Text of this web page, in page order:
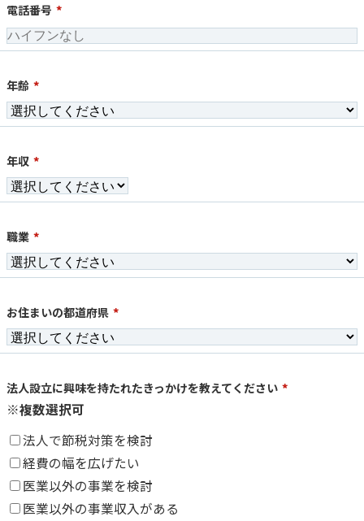
電話番号 *
年齢 *
年収 *
職業 *
お住まいの都道府県 *
法人設立に興味を持たれたきっかけを教えてください *
※複数選択可
法人で節税対策を検討
経費の幅を広げたい
医業以外の事業を検討
医業以外の事業収入がある